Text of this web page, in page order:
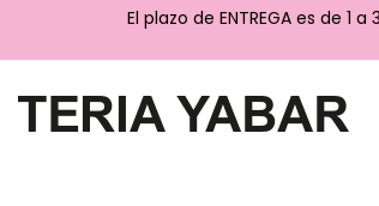
El plazo de ENTREGA es de 1 a